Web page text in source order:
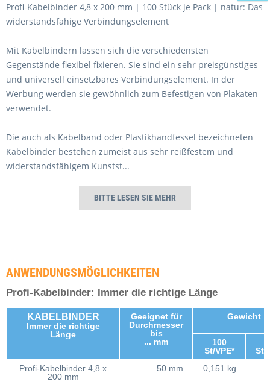
verstanden und stimme zu. *
Mit * gekennzeichnete Felder sind Pflichtfelder.
Senden
Ich habe dieDatenschutzerklärunggelesen,
verstanden und stimme zu. *
Senden
Ich habe die Datenschutzerklärung
Senden
Profi-Kabelbinder 4,8 x 200 mm | 100 Stück je Pack | natur: Das
widerstandsfähige Verbindungselement
Mit Kabelbindern lassen sich die verschiedensten
Gegenstände flexibel fixieren. Sie sind ein sehr preisgünstiges
und universell einsetzbares Verbindungselement. In der
Werbung werden sie gewöhnlich zum Befestigen von Plakaten
verwendet.
Die auch als Kabelband oder Plastikhandfessel bezeichneten
Kabelbinder bestehen zumeist aus sehr reißfestem und
widerstandsfähigem Kunstst...
BITTE LESEN SIE MEHR
ANWENDUNGSMÖGLICHKEITEN
Profi-Kabelbinder: Immer die richtige Länge
KABELBINDER
Immer die richtige
Länge
Geeignet für
Durchmesser
bis
... mm
Gewicht
100
St/VPE*
St/
Profi-Kabelbinder 4,8 x
200 mm
50 mm 0,151 kg